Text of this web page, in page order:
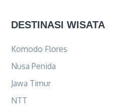
DESTINASI WISATA
Komodo Flores
Nusa Penida
Jawa Timur
NTT